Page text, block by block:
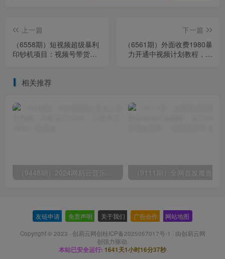
上一篇
（6558期）短视频超级暴利
印钞机项目：视频号带货冷
下一篇
（6561期）外面收费1980暴
力开通中视频计划教程，附
相关推荐
友链申请 免责声明 关于我们 广告合作 网站地图
Copyright © 2023 · 创易云网创桂ICP备2025057017号-1 · 由创易云网
创强力驱动.
本站已安全运行: 1641天1小时16分38秒